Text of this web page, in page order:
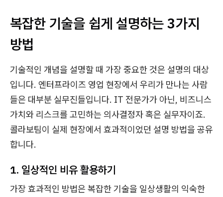
복잡한 기술을 쉽게 설명하는 3가지
방법
기술적인 개념을 설명할 때 가장 중요한 것은 설명의 대상
입니다. 엔터프라이즈 영업 현장에서 우리가 만나는 사람
들은 대부분 실무진들입니다. IT 전문가가 아닌, 비즈니스
가치와 리스크를 고민하는 의사결정자 혹은 실무자이죠.
콜라보팀이 실제 현장에서 효과적이었던 설명 방법을 공유
합니다.
1. 일상적인 비유 활용하기
가장 효과적인 방법은 복잡한 기술을 일상생활의 익숙한